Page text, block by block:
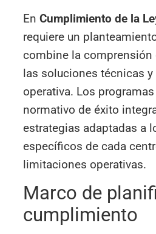
EnCumplimiento de la
requiere un
combine la comprensión
las soluciones técnicas
operativa. Los
normativo de éxito
estrategias adaptadas a
específicos de cada
limitaciones operativas.
Marco de
cumplimiento